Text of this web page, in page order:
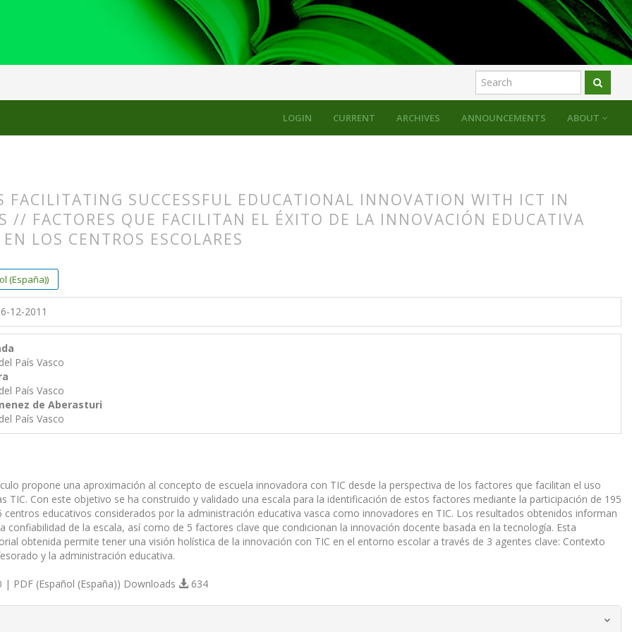
CURRENT ARCHIVES ANNOUNCEMENTS ABOUT
LOGIN
FACILITATING SUCCESSFUL EDUCATIONAL INNOVATION WITH ICT IN
// FACTORES QUE FACILITAN EL ÉXITO DE LA INNOVACIÓN EDUCATIVA
LOS CENTROS ESCOLARES
(España))
12-2011
País Vasco
País Vasco
de Aberasturi
País Vasco
propone una aproximación al concepto de escuela innovadora con TIC desde la perspectiva de los factores que facilitan el uso
TIC. Con este objetivo se ha construido y validado una escala para la identificación de estos factores mediante la participación de 195
centros educativos considerados por la administración educativa vasca como innovadores en TIC. Los resultados obtenidos informan
confiabilidad de la escala, así como de 5 factores clave que condicionan la innovación docente basada en la tecnología. Esta
obtenida permite tener una visión holística de la innovación con TIC en el entorno escolar a través de 3 agentes clave: Contexto
y la administración educativa.
| PDF (Español (España)) Downloads 634